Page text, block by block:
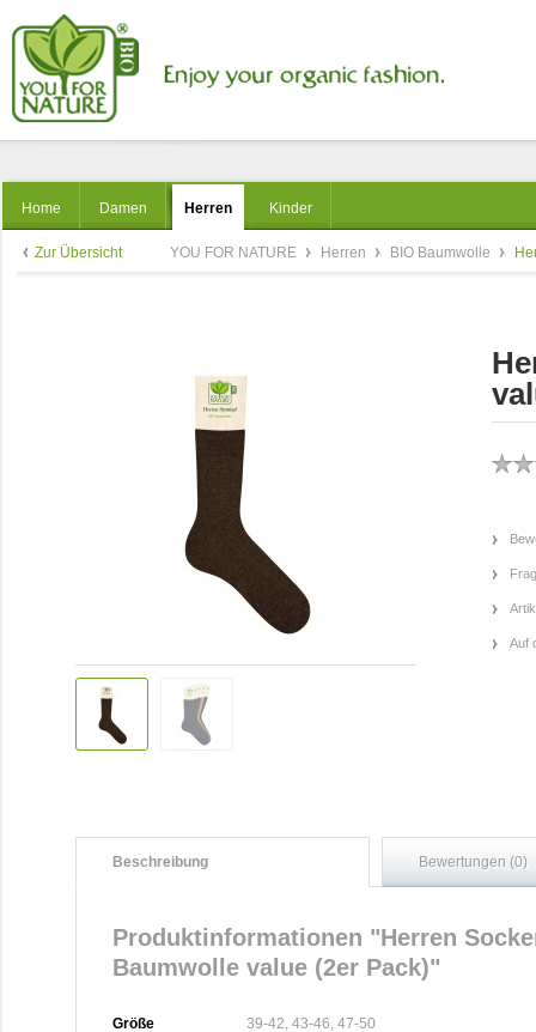
Home Damen Herren Kinder
Zur Übersicht YOU FOR NATURE Herren BIO Baumwolle
Auf
Beschreibung Bewertungen (0)
Produktinformationen "Herren
Baumwolle value (2er Pack)"
Größe 39-42, 43-46, 47-50